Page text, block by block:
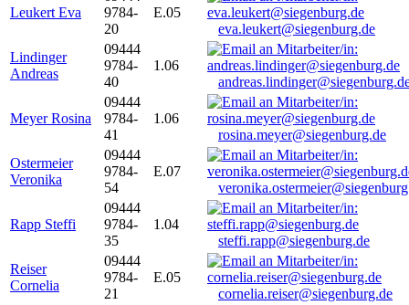
Leukert Eva
9784-
20
E.05
eva.leukert@siegenburg.de
Lindinger
Andreas
09444
9784-
40
1.06
Meyer Rosina
09444
9784-
41
1.06
rosina.meyer@siegenburg.de
Ostermeier
Veronika
09444
9784-
54
E.07
Rapp Steffi
09444
9784-
35
1.04
steffi.rapp@siegenburg.de
Reiser
Cornelia
09444
9784-
21
E.05
cornelia.reiser@siegenburg.de